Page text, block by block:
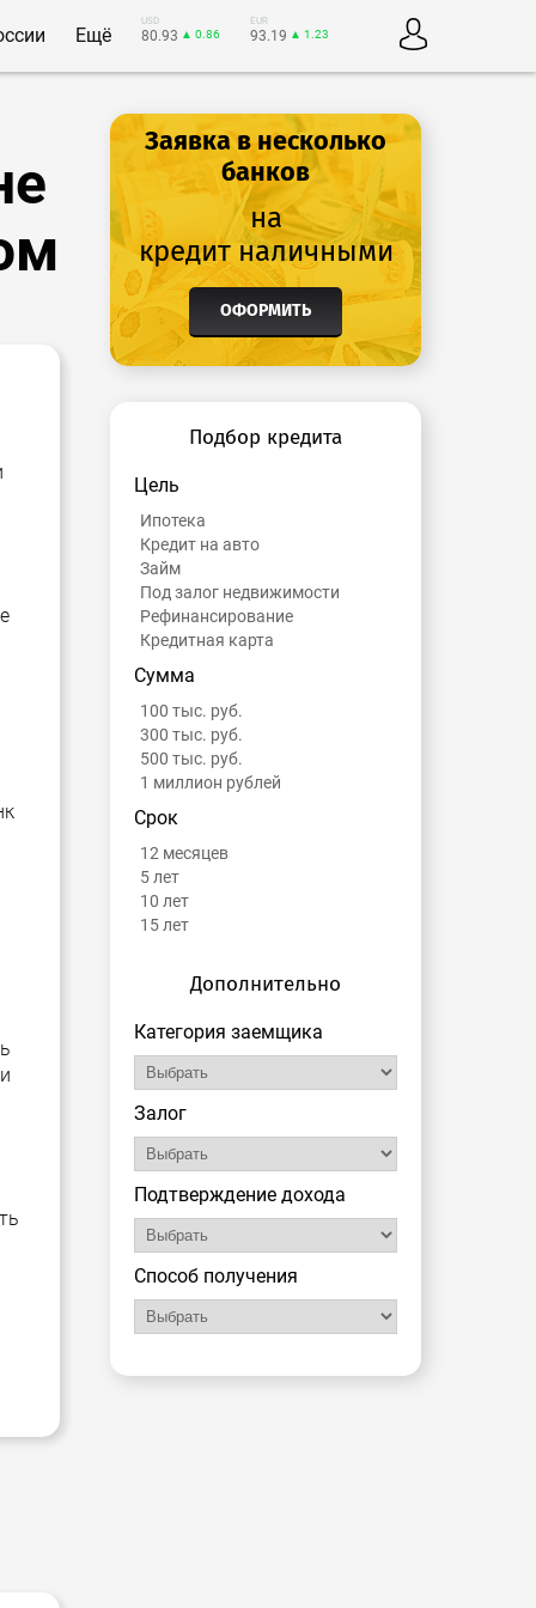
Ещё
USD
80.93 ▲ 0.86
EUR
93.19 ▲ 1.23
Заявка в несколько
банков
на
кредит наличными
ОФОРМИТЬ
Подбор кредита
Цель
Ипотека
Кредит на авто
Займ
Под залог недвижимости
Рефинансирование
Кредитная карта
Сумма
100 тыс. руб.
300 тыс. руб.
500 тыс. руб.
1 миллион рублей
Срок
12 месяцев
5 лет
10 лет
15 лет
Дополнительно
Категория заемщика
Залог
Подтверждение дохода
Способ получения